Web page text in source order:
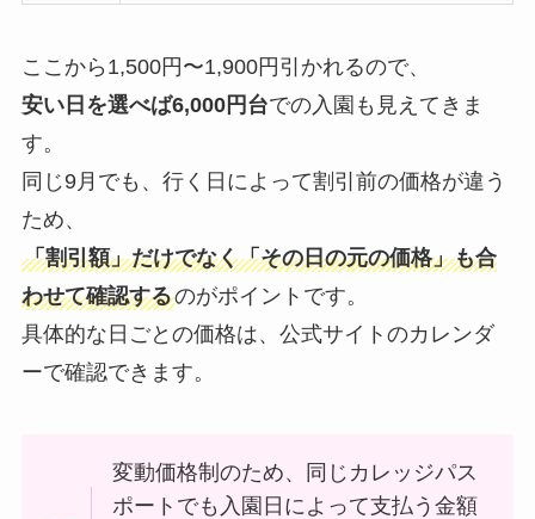
ここから1,500円〜1,900円引かれるので、
安い日を選べば6,000円台での入園も見えてきま
す。
同じ9月でも、行く日によって割引前の価格が違う
ため、
「割引額」だけでなく「その日の元の価格」も合
わせて確認するのがポイントです。
具体的な日ごとの価格は、公式サイトのカレンダ
ーで確認できます。
変動価格制のため、同じカレッジパス
ポートでも入園日によって支払う金額